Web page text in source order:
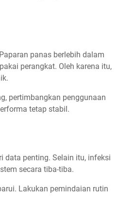
panas berlebih dalam
perangkat. Oleh karena itu,
pertimbangkan penggunaan
tetap stabil.
data penting. Selain itu, infeksi
secara tiba-tiba.
Lakukan pemindaian rutin